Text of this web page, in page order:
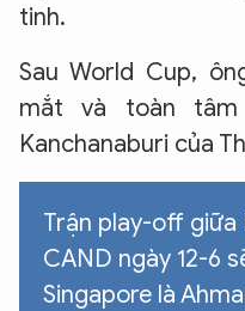
tinh.
Sau World Cup,
mắt và toàn
Kanchanaburi của
Trận play-off giữa
CAND ngày 12-6
Singapore là